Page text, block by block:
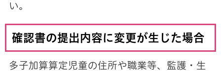
い。
確認書の提出内容に変更が生じた場合
多子加算算定児童の住所や職業等、監護・生